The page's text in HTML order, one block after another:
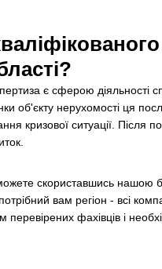
є сферою діяльності
об'єкту нерухомості ця
кризової ситуації. Після
скориставшись нашою
вам регіон - всі
перевірених фахівців і